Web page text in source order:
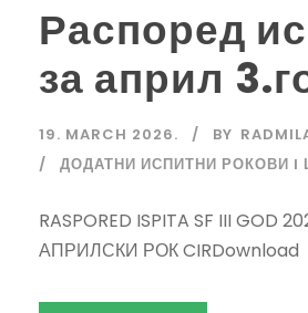
Распоред
за април
19. MARCH 2026. BY
ДОДАТНИ ИСПИТНИ РОКОВИ I
RASPORED ISPITA SF III GOD
АПРИЛСКИ РОК CIRDownload